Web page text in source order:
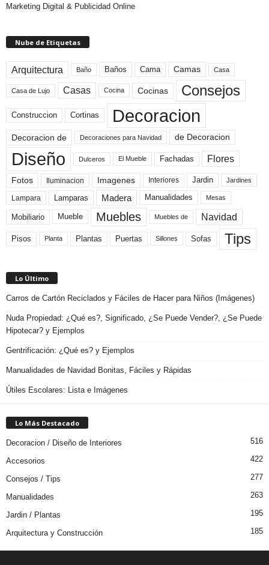
Marketing Digital & Publicidad Online
Nube de Etiquetas
Arquitectura Baño Baños Cama Camas Casa
Casa de Lujo Casas Cocina Cocinas Consejos
Construccion Cortinas Decoracion
Decoracion de Decoraciones para Navidad de Decoracion
Diseño Dulceros El Mueble Fachadas Flores
Fotos Iluminacion Imagenes Interiores Jardin Jardines
Lampara Lamparas Madera Manualidades Mesas
Mobiliario Mueble Muebles Muebles de Navidad
Pisos Planta Plantas Puertas Sillones Sofas Tips
Lo Último
Carros de Cartón Reciclados y Fáciles de Hacer para Niños (Imágenes)
Nuda Propiedad: ¿Qué es?, Significado, ¿Se Puede Vender?, ¿Se Puede
Hipotecar? y Ejemplos
Gentrificación: ¿Qué es? y Ejemplos
Manualidades de Navidad Bonitas, Fáciles y Rápidas
Útiles Escolares: Lista e Imágenes
Lo Más Destacado
Decoracion / Diseño de Interiores 516
Accesorios 422
Consejos / Tips 277
Manualidades 263
Jardin / Plantas 195
Arquitectura y Construcción 185